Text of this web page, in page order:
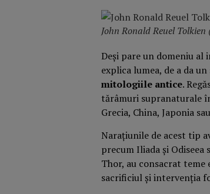
John Ronald Reuel
Deși pare un domeniu
explica lumea, de a da
mitologiile antice.
tărâmuri supranaturale
Grecia, China, Japonia
Narațiunile de acest tip
precum Iliada și
Thor, au consacrat
sacrificiul și intervenția